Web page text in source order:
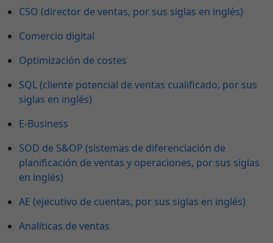
CSO (director de ventas, por sus siglas en inglés)
Comercio digital
Optimización de costes
SQL (cliente potencial de ventas cualificado, por sus
siglas en inglés)
E-Business
SOD de S&OP (sistemas de diferenciación de
planificación de ventas y operaciones, por sus siglas
en inglés)
AE (ejecutivo de cuentas, por sus siglas en inglés)
Analíticas de ventas